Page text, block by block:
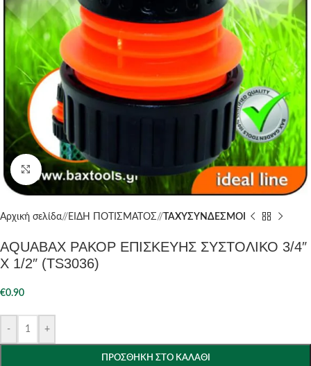
Click to enlarge
Αρχική σελίδα/ ΕΙΔΗ ΠΟΤΙΣΜΑΤΟΣ / ΤΑΧΥΣΥΝΔΕΣΜΟΙ
AQUABAX ΡΑΚΟΡ ΕΠΙΣΚΕΥΗΣ ΣΥΣΤΟΛΙΚΟ 3/4″
Χ 1/2″ (TS3036)
€0.90
- +
ΠΡΟΣΘΉΚΗ ΣΤΟ ΚΑΛΆΘΙ